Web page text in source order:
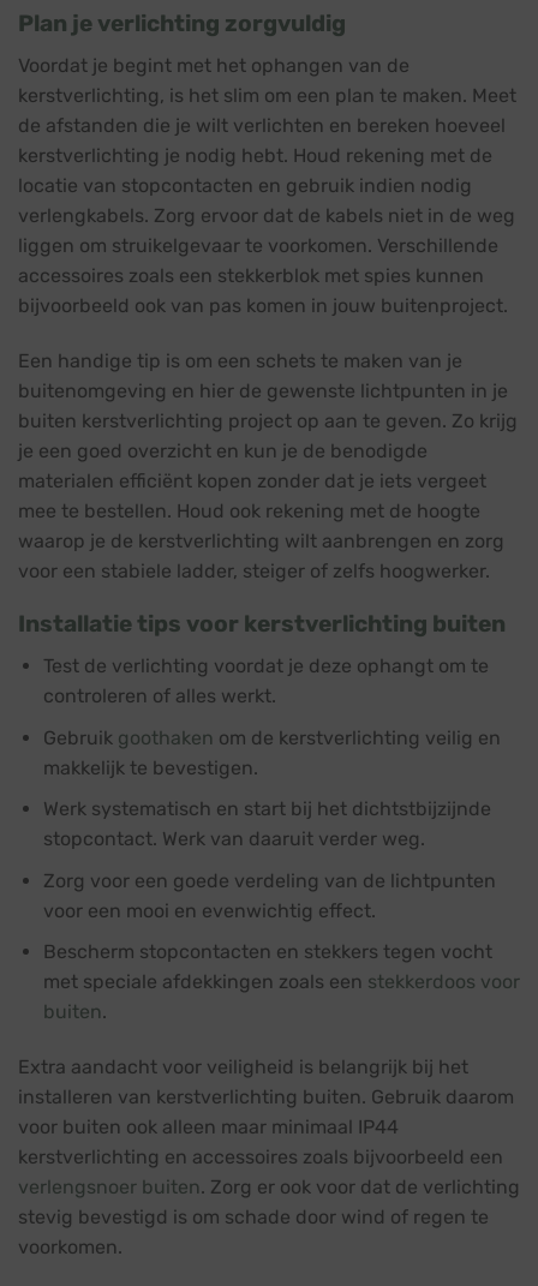
Plan je verlichting zorgvuldig
Voordat je begint met het ophangen van de
kerstverlichting, is het slim om een plan te maken. Meet
de afstanden die je wilt verlichten en bereken hoeveel
kerstverlichting je nodig hebt. Houd rekening met de
locatie van stopcontacten en gebruik indien nodig
verlengkabels. Zorg ervoor dat de kabels niet in de weg
liggen om struikelgevaar te voorkomen. Verschillende
accessoires zoals een stekkerblok met spies kunnen
bijvoorbeeld ook van pas komen in jouw buitenproject.
Een handige tip is om een schets te maken van je
buitenomgeving en hier de gewenste lichtpunten in je
buiten kerstverlichting project op aan te geven. Zo krijg
je een goed overzicht en kun je de benodigde
materialen efficiënt kopen zonder dat je iets vergeet
mee te bestellen. Houd ook rekening met de hoogte
waarop je de kerstverlichting wilt aanbrengen en zorg
voor een stabiele ladder, steiger of zelfs hoogwerker.
Installatie tips voor kerstverlichting buiten
Test de verlichting voordat je deze ophangt om te
controleren of alles werkt.
Gebruik goothaken om de kerstverlichting veilig en
makkelijk te bevestigen.
Werk systematisch en start bij het dichtstbijzijnde
stopcontact. Werk van daaruit verder weg.
Zorg voor een goede verdeling van de lichtpunten
voor een mooi en evenwichtig effect.
Bescherm stopcontacten en stekkers tegen vocht
met speciale afdekkingen zoals een stekkerdoos voor
buiten.
Extra aandacht voor veiligheid is belangrijk bij het
installeren van kerstverlichting buiten. Gebruik daarom
voor buiten ook alleen maar minimaal IP44
kerstverlichting en accessoires zoals bijvoorbeeld een
verlengsnoer buiten. Zorg er ook voor dat de verlichting
stevig bevestigd is om schade door wind of regen te
voorkomen.